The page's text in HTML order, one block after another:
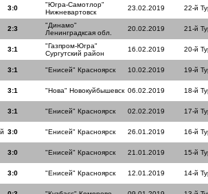
3:0
"Югра-Самотлор"
Нижневартовск
23.02.2019 22-й
2:3
"Динамо"
Ленинградксая обл.
20.02.2019 21-й
3:1
"Газпром-Югра"
Сургутский район
16.02.2019 20-й
3:1 "Енисей" Красноярск 10.02.2019 19-й
3:1 "Нова" Новокуйбышевск 06.02.2019 18-й
3:1 "Енисей" Красноярск 02.02.2019 17-й
3:0 "Енисей" Красноярск 26.01.2019 16-й
3:0 "Енисей" Красноярск 21.01.2019 15-й
3:0 "Енисей" Красноярск 12.01.2019 14-й